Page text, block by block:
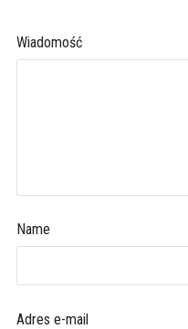
Wiadomość
Name
Adres e-mail